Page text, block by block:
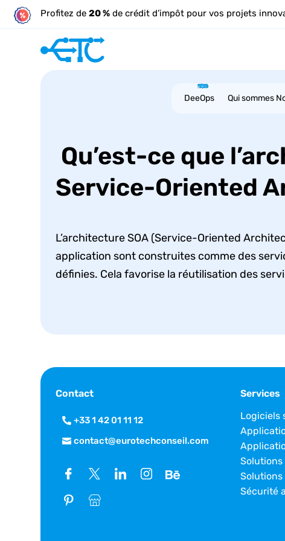
Profitez de20 % de crédit d’impôt pour vos projets
DeeOps Qui sommes
Qu’est-ce que
Service-Oriented
L’architecture SOA (Service-Oriented
application sont construites comme des
définies. Cela favorise la réutilisation des
Contact
+33 1 42 01 11 12
contact@eurotechconseil.com
Services
Logiciels
Solutions
Solutions
Sécurité